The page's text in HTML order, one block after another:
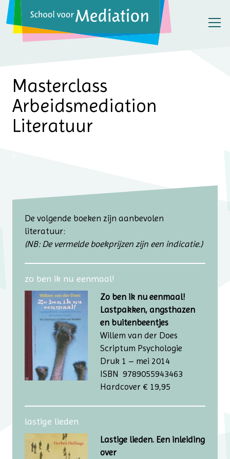
Masterclass
Arbeidsmediation
Literatuur
De volgende boeken zijn aanbevolen
literatuur:
(NB: De vermelde boekprijzen zijn een indicatie.)
zo ben ik nu eenmaal!
Zo ben ik nu eenmaal!
Lastpakken, angsthazen
en buitenbeentjes
Willem van der Does
Scriptum Psychologie
Druk 1 – mei 2014
ISBN 9789055943463
Hardcover € 19,95
lastige lieden
Lastige lieden. Een inleiding
over